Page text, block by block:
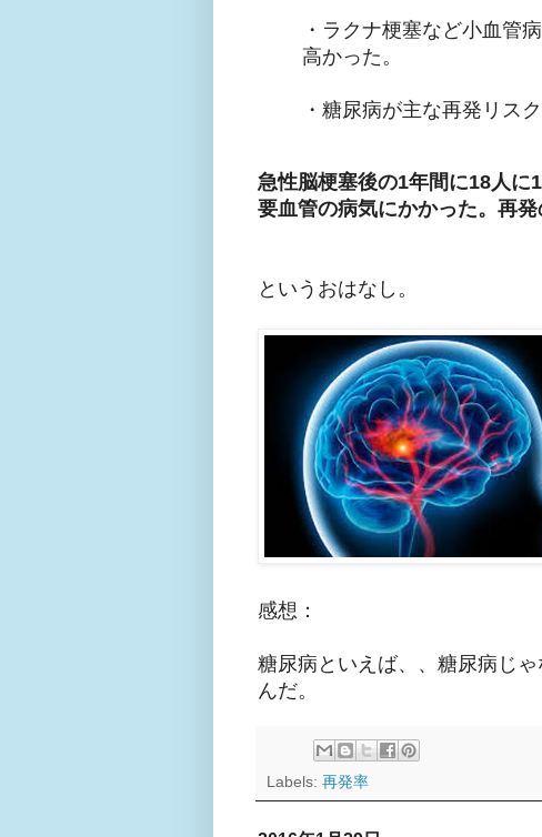
・ラクナ梗塞など小血管
高かった。
・糖尿病が主な再発リス
急性脳梗塞後の1年間に18人に
要血管の病気にかかった。再
というおはなし。
感想：
糖尿病といえば、、糖尿病じ
んだ。
Labels: 再発率